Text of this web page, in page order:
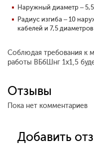
Наружный диаметр –
Радиус изгиба – 10
кабелей и 7,5
Соблюдая требования к
работы ВБбШнг 1x1,5
Отзывы
Пока нет комментариев
Добавить